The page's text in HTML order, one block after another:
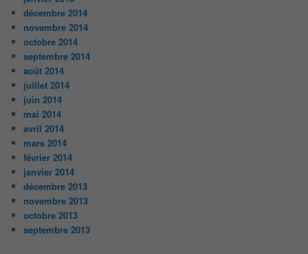
décembre 2014
novembre 2014
octobre 2014
septembre 2014
août 2014
juillet 2014
juin 2014
mai 2014
avril 2014
mars 2014
février 2014
janvier 2014
décembre 2013
novembre 2013
octobre 2013
septembre 2013